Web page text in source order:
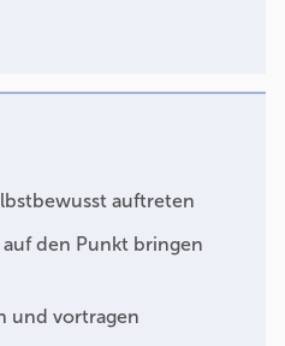
auftreten
den Punkt bringen
und vortragen